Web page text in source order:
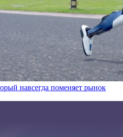
навсегда поменяет рынок